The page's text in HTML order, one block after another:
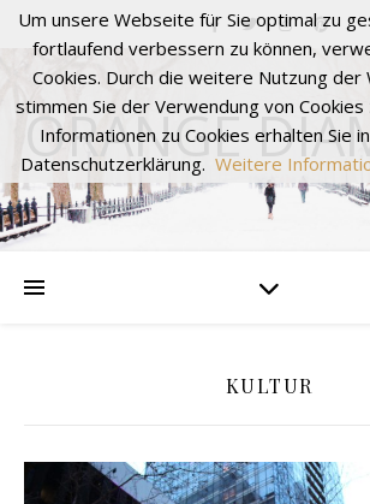
ORANGE
KULTUR
Um unsere Webseite für Sie optimal zu
fortlaufend verbessern zu können,
Cookies. Durch die weitere Nutzung der
stimmen Sie der Verwendung von
Informationen zu Cookies erhalten Sie
Datenschutzerklärung. Weitere